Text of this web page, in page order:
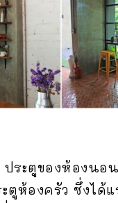
ระตูของห้องนอน
ตูห้องครัว ซึ่งได้